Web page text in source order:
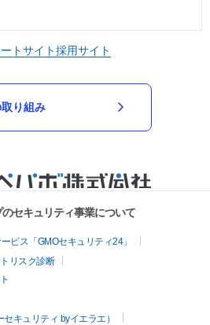
トサイト採用サイト
り組み
セキュリティ事業について
ビス「GMOセキュリティ24」
リスク診断
キュリティ byイエラエ）